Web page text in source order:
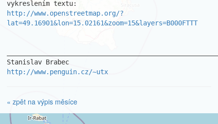
http://www.openstreetmap.org/?
lat=49.16901&lon=15.02161&zoom=15&layers=B000FTTT
http://www.penguin.cz/~utx
« zpět na výpis měsíce